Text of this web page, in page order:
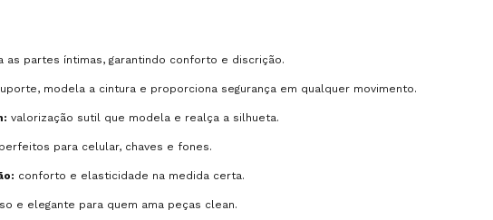
as partes íntimas, garantindo conforto e discrição.
modela a cintura e proporciona segurança em qualquer movimento.
valorização sutil que modela e realça a silhueta.
perfeitos para celular, chaves e fones.
conforto e elasticidade na medida certa.
e elegante para quem ama peças clean.